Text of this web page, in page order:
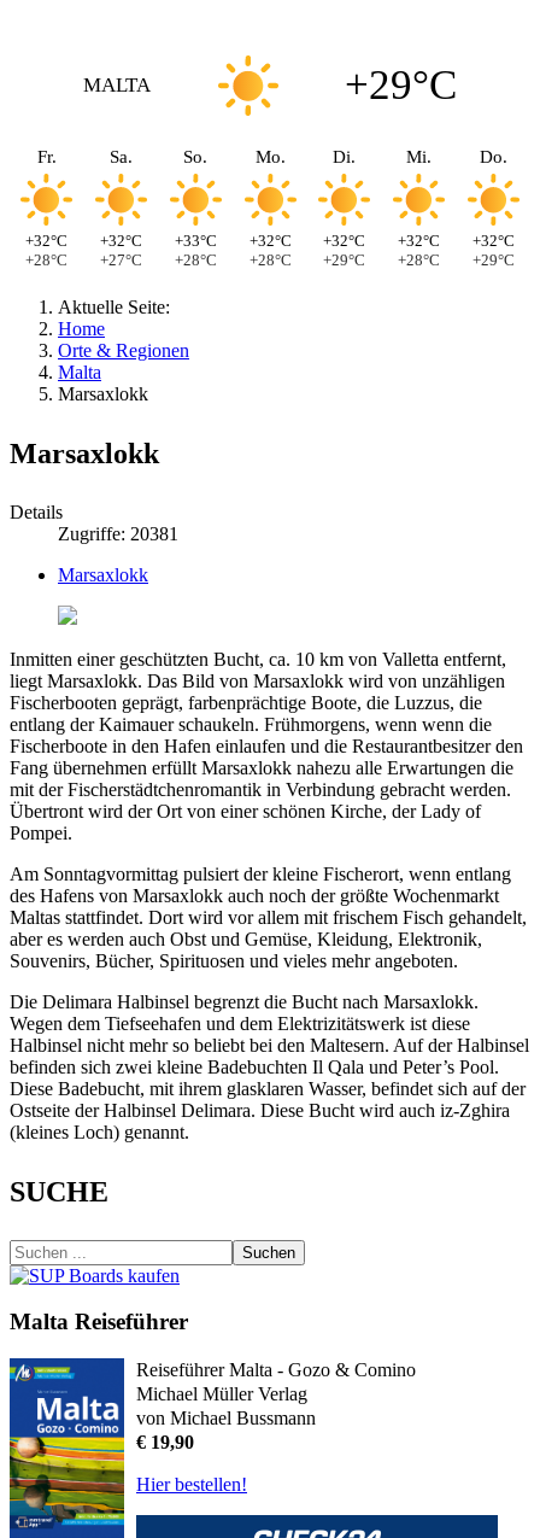
MALTA +29°C
Fr.
+32°C
+28°C
Sa.
+32°C
+27°C
So.
+33°C
+28°C
Mo.
+32°C
+28°C
Di.
+32°C
+29°C
Mi.
+32°C
+28°C
Do.
+32°C
+29°C
Aktuelle Seite:
Home
Orte & Regionen
Malta
Marsaxlokk
Marsaxlokk
Details
Zugriffe: 20381
Marsaxlokk
Inmitten einer geschützten Bucht, ca. 10 km von Valletta entfernt,
liegt Marsaxlokk. Das Bild von Marsaxlokk wird von unzähligen
Fischerbooten geprägt, farbenprächtige Boote, die Luzzus, die
entlang der Kaimauer schaukeln. Frühmorgens, wenn wenn die
Fischerboote in den Hafen einlaufen und die Restaurantbesitzer den
Fang übernehmen erfüllt Marsaxlokk nahezu alle Erwartungen die
mit der Fischerstädtchenromantik in Verbindung gebracht werden.
Übertront wird der Ort von einer schönen Kirche, der Lady of
Pompei.
Am Sonntagvormittag pulsiert der kleine Fischerort, wenn entlang
des Hafens von Marsaxlokk auch noch der größte Wochenmarkt
Maltas stattfindet. Dort wird vor allem mit frischem Fisch gehandelt,
aber es werden auch Obst und Gemüse, Kleidung, Elektronik,
Souvenirs, Bücher, Spirituosen und vieles mehr angeboten.
Die Delimara Halbinsel begrenzt die Bucht nach Marsaxlokk.
Wegen dem Tiefseehafen und dem Elektrizitätswerk ist diese
Halbinsel nicht mehr so beliebt bei den Maltesern. Auf der Halbinsel
befinden sich zwei kleine Badebuchten Il Qala und Peter’s Pool.
Diese Badebucht, mit ihrem glasklaren Wasser, befindet sich auf der
Ostseite der Halbinsel Delimara. Diese Bucht wird auch iz-Zghira
(kleines Loch) genannt.
SUCHE
Suchen
Malta Reiseführer
Reiseführer Malta - Gozo & Comino
Michael Müller Verlag
von Michael Bussmann
€ 19,90
Hier bestellen!